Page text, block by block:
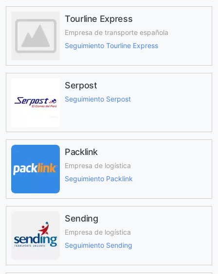
Tourline Express
Empresa de transporte española
Seguimiento Tourline Express
Serpost
Seguimiento Serpost
Packlink
Empresa de logística
Seguimiento Packlink
Sending
Empresa de logística
Seguimiento Sending